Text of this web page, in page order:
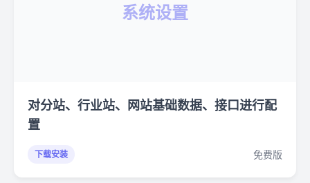
系统设置
对分站、行业站、网站基础数据、接口进行配
置
下载安装 免费版